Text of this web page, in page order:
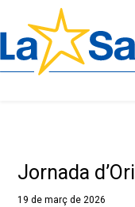
Jornada
19 de març de 2026